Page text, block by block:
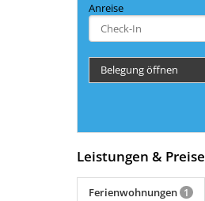
Anreise
Belegung öffnen
Leistungen & Preise
Ferienwohnungen 1